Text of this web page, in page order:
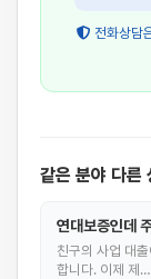
전화상담
같은 분야 다른
연대보증인데
친구의 사업 대
합니다. 이제 제…